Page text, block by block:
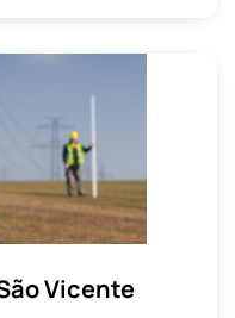
Vicente